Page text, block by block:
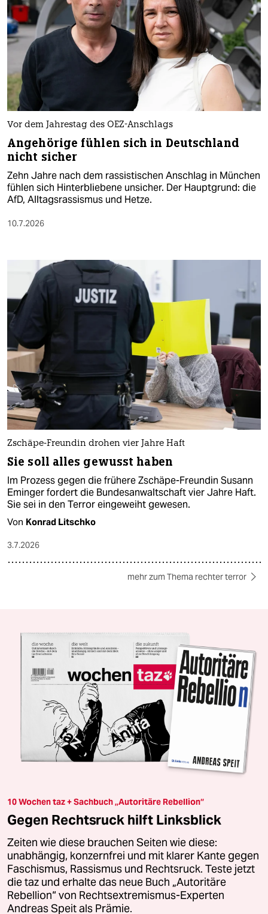
Vor dem Jahrestag des OEZ-Anschlags
Angehörige fühlen sich in Deutschland
nicht sicher
Zehn Jahre nach dem rassistischen Anschlag in München
fühlen sich Hinterbliebene unsicher. Der Hauptgrund: die
AfD, Alltagsrassismus und Hetze.
10.7.2026
Zschäpe-Freundin drohen vier Jahre Haft
Sie soll alles gewusst haben
Im Prozess gegen die frühere Zschäpe-Freundin Susann
Eminger fordert die Bundesanwaltschaft vier Jahre Haft.
Sie sei in den Terror eingeweiht gewesen.
Von Konrad Litschko
3.7.2026
mehr zum Thema rechter terror
10 Wochen taz + Sachbuch „Autoritäre Rebellion“
Gegen Rechtsruck hilft Linksblick
Zeiten wie diese brauchen Seiten wie diese:
unabhängig, konzernfrei und mit klarer Kante gegen
Faschismus, Rassismus und Rechtsruck. Teste jetzt
die taz und erhalte das neue Buch „Autoritäre
Rebellion“ von Rechtsextremismus-Experten
Andreas Speit als Prämie.